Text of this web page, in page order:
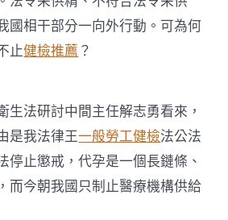
國相干部分一向外行動。可為何
止健檢推薦 ？
生法研討中間主任解志勇看來，
是我法律王一般勞工健檢法公法
停止懲戒，代孕是一個長鏈條、
而今朝我國只制止醫療機構供給